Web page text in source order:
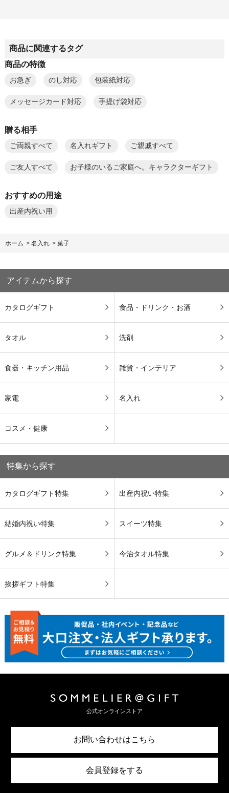
商品に関連するタグ
商品の特徴
お急ぎ のし対応 包装紙対応
メッセージカード対応 手提げ袋対応
贈る相手
ご両親すべて 名入れギフト ご親戚すべて
ご友人すべて お子様のいるご家庭へ。キャラクターギフト
おすすめの用途
出産内祝い用
ホーム > 名入れ > 菓子
アイテムから探す
カタログギフト 食品・ドリンク・お酒
タオル 洗剤
食器・キッチン用品 雑貨・インテリア
家電 名入れ
コスメ・健康
特集から探す
カタログギフト特集 出産内祝い特集
結婚内祝い特集 スイーツ特集
グルメ＆ドリンク特集 今治タオル特集
挨拶ギフト特集
公式オンラインストア
お問い合わせはこちら
会員登録をする